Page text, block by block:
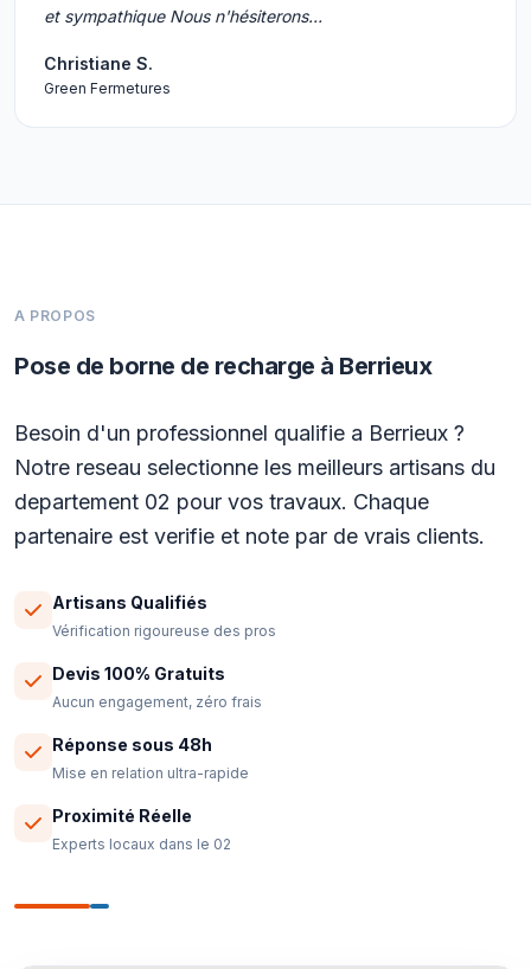
et sympathique Nous n'hésiterons…
Christiane S.
Green Fermetures
A PROPOS
Pose de borne de recharge à Berrieux
Besoin d'un professionnel qualifie a Berrieux ?
Notre reseau selectionne les meilleurs artisans du
departement 02 pour vos travaux. Chaque
partenaire est verifie et note par de vrais clients.
Artisans Qualifiés
Vérification rigoureuse des pros
Devis 100% Gratuits
Aucun engagement, zéro frais
Réponse sous 48h
Mise en relation ultra-rapide
Proximité Réelle
Experts locaux dans le 02